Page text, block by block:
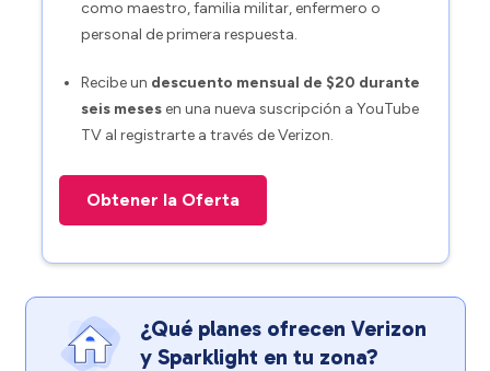
como maestro, familia militar, enfermero o
personal de primera respuesta.
Recibe un descuento mensual de $20 durante
seis mesesen una nueva suscripción a YouTube
TV al registrarte a través de Verizon.
Obtener la Oferta
¿Qué planes ofrecen Verizon
y Sparklight en tu zona?